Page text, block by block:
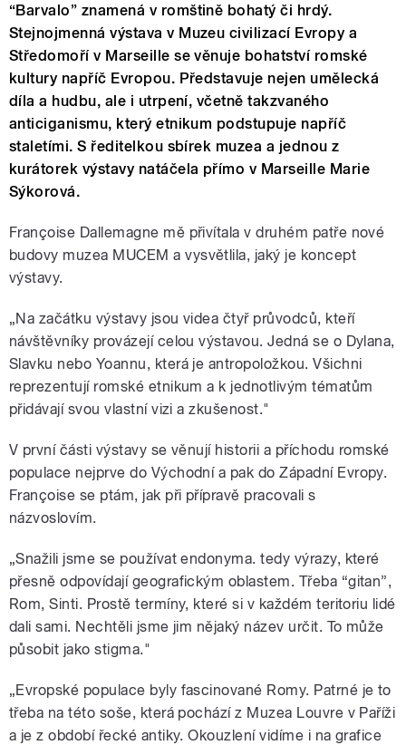
“Barvalo” znamená v romštině bohatý či hrdý.
Stejnojmenná výstava v Muzeu civilizací Evropy a
Středomoří v Marseille se věnuje bohatství romské
kultury napříč Evropou. Představuje nejen umělecká
díla a hudbu, ale i utrpení, včetně takzvaného
anticiganismu, který etnikum podstupuje napříč
staletími. S ředitelkou sbírek muzea a jednou z
kurátorek výstavy natáčela přímo v Marseille Marie
Sýkorová.
Françoise Dallemagne mě přivítala v druhém patře nové
budovy muzea MUCEM a vysvětlila, jaký je koncept
výstavy.
„Na začátku výstavy jsou videa čtyř průvodců, kteří
návštěvníky provázejí celou výstavou. Jedná se o Dylana,
Slavku nebo Yoannu, která je antropoložkou. Všichni
reprezentují romské etnikum a k jednotlivým tématům
přidávají svou vlastní vizi a zkušenost."
V první části výstavy se věnují historii a příchodu romské
populace nejprve do Východní a pak do Západní Evropy.
Françoise se ptám, jak při přípravě pracovali s
názvoslovím.
„Snažili jsme se používat endonyma. tedy výrazy, které
přesně odpovídají geografickým oblastem. Třeba “gitan”,
Rom, Sinti. Prostě termíny, které si v každém teritoriu lidé
dali sami. Nechtěli jsme jim nějaký název určit. To může
působit jako stigma."
„Evropské populace byly fascinované Romy. Patrné je to
třeba na této soše, která pochází z Muzea Louvre v Paříži
a je z období řecké antiky. Okouzlení vidíme i na grafice